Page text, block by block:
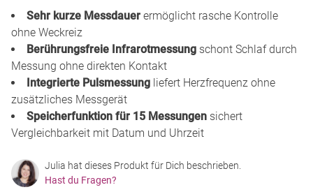
Sehr kurze Messdauer ermöglicht rasche Kontrolle
ohne Weckreiz
Berührungsfreie Infrarotmessung schont Schlaf durch
Messung ohne direkten Kontakt
Integrierte Pulsmessung liefert Herzfrequenz ohne
zusätzliches Messgerät
Speicherfunktion für 15 Messungen sichert
Vergleichbarkeit mit Datum und Uhrzeit
Julia hat dieses Produkt für Dich beschrieben.
Hast du Fragen?